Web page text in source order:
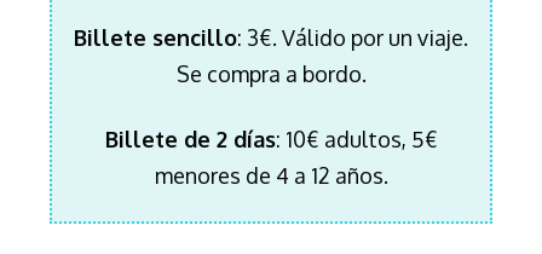
Billete sencillo: 3€. Válido por un viaje.
Se compra a bordo.
Billete de 2 días: 10€ adultos, 5€
menores de 4 a 12 años.